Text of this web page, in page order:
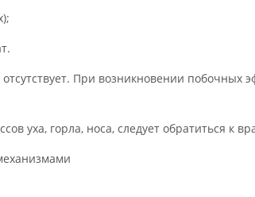
При возникновении побочных
уха, горла, носа, следует обратиться к